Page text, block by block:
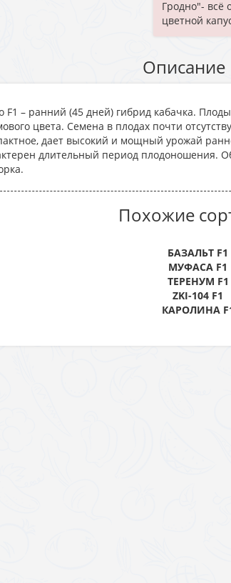
Гродно"- всё
цветной
Описание
F1 – ранний (45 дней) гибрид кабачка.
цвета. Семена в плодах почти
дает высокий и мощный урожай
длительный период плодоношения.
Похожие
БАЗАЛЬТ F1
МУФАСА F1
ТЕРЕНУМ F1
ZKI-104 F1
КАРОЛИНА